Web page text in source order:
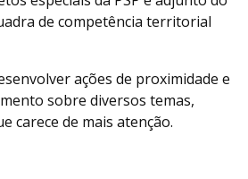
de competência territorial
ações de proximidade e
sobre diversos temas,
carece de mais atenção.